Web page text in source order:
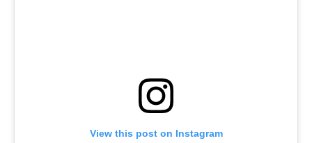
View this post on Instagram